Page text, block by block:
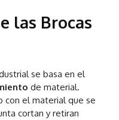
las Brocas
se basa en el
de material.
con el material que se
cortan y retiran